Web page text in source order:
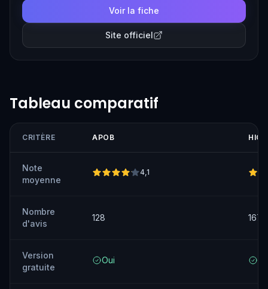
Voir la fiche
Site officiel
Tableau comparatif
CRITÈRE APOB
Note
moyenne
4,1
Nombre
d'avis
128 167
Version
gratuite
Oui